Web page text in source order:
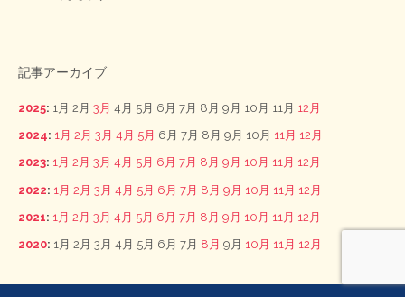
記事アーカイブ
2025: 1月 2月 3月 4月 5月 6月 7月 8月 9月 10月 11月 12月
2024: 1月 2月 3月 4月 5月 6月 7月 8月 9月 10月 11月 12月
2023: 1月 2月 3月 4月 5月 6月 7月 8月 9月 10月 11月 12月
2022: 1月 2月 3月 4月 5月 6月 7月 8月 9月 10月 11月 12月
2021: 1月 2月 3月 4月 5月 6月 7月 8月 9月 10月 11月 12月
2020: 1月 2月 3月 4月 5月 6月 7月 8月 9月 10月 11月 12月